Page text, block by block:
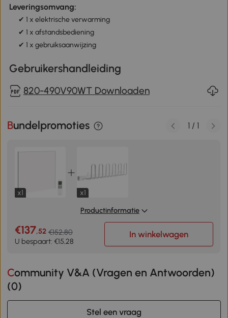
Leveringsomvang:
✔ 1 x elektrische verwarming
✔ 1 x afstandsbediening
✔ 1 x gebruiksaanwijzing
Gebruikershandleiding
820-490V90WT Downloaden
Bundelpromoties
x1
x1
Productinformatie
€137,52 €152,80
U bespaart: €15,28
In winkelwagen
1 / 1
Community V&A (Vragen en Antwoorden)
(0)
Stel een vraag